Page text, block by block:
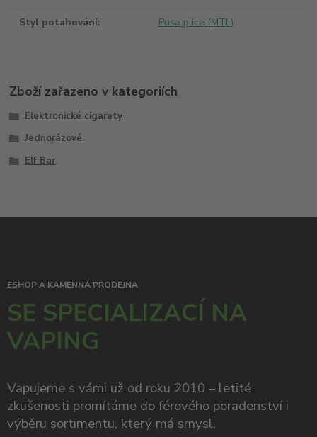
Styl potahování Pusa plíce (MTL)
Zboží zařazeno v kategoriích
Elektronické cigarety
Jednorázové
Elf Bar
ESHOP A KAMENNÁ PRODEJNA
SE SPECIALIZACÍ NA
VAPING
Vapujeme s vámi už od roku 2010 – letité
zkušenosti promítáme do férového poradenství i
výběru sortimentu, který má smysl.